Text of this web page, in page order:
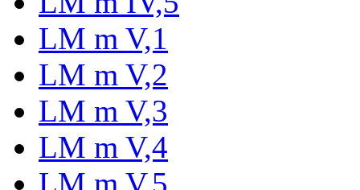
LM m V,1
LM m V,2
LM m V,3
LM m V,4
LM m V,5